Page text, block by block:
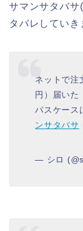
サマンサタバ
タバレしていき
ネットで注
円）届いた
パスケース
ンサタバサ
— シロ